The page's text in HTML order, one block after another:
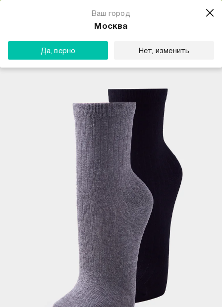
Ваш город
Москва
Да, верно Нет, изменить
Магазин одежды для тебя